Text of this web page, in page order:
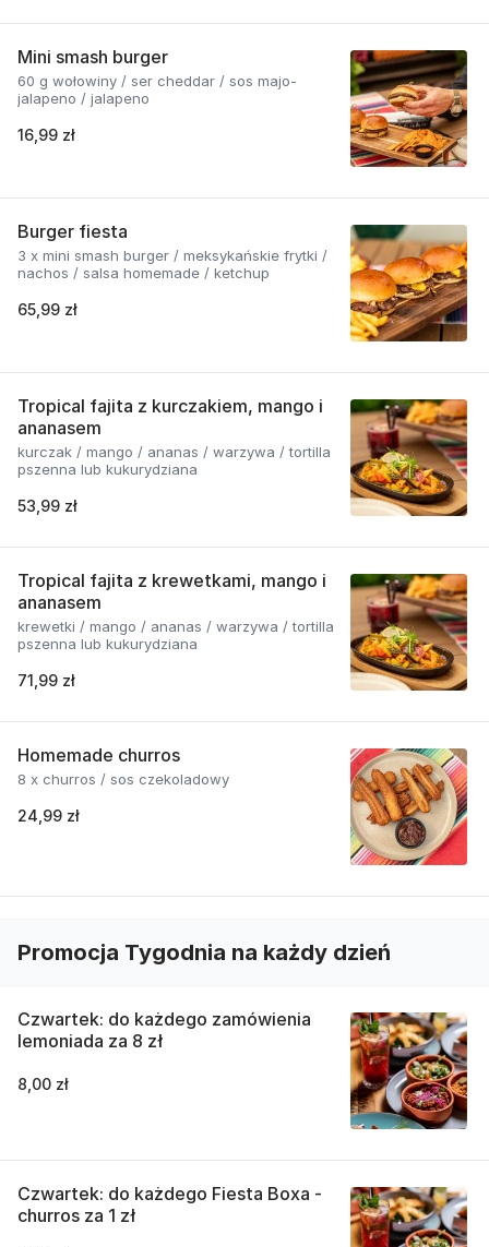
Mini smash burger
60 g wołowiny / ser cheddar / sos majo-
jalapeno / jalapeno
16,99 zł
Burger fiesta
3 x mini smash burger / meksykańskie frytki /
nachos / salsa homemade / ketchup
65,99 zł
Tropical fajita z kurczakiem, mango i
ananasem
kurczak / mango / ananas / warzywa / tortilla
pszenna lub kukurydziana
53,99 zł
Tropical fajita z krewetkami, mango i
ananasem
krewetki / mango / ananas / warzywa / tortilla
pszenna lub kukurydziana
71,99 zł
Homemade churros
8 x churros / sos czekoladowy
24,99 zł
Promocja Tygodnia na każdy dzień
Czwartek: do każdego zamówienia
lemoniada za 8 zł
8,00 zł
Czwartek: do każdego Fiesta Boxa -
churros za 1 zł